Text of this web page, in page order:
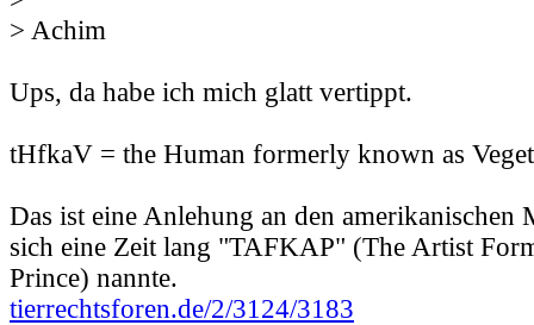
> Achim
Ups, da habe ich mich glatt vertippt.
tHfkaV = the Human formerly known as
Das ist eine Anlehung an den amerikanischen
sich eine Zeit lang "TAFKAP" (The Artist
Prince) nannte.
tierrechtsforen.de/2/3124/3183